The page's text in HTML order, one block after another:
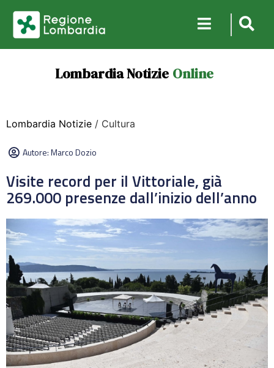
Lombardia Notizie Online
Lombardia Notizie / Cultura
Autore:Marco Dozio
Visite record per il Vittoriale, già
269.000 presenze dall’inizio dell’anno